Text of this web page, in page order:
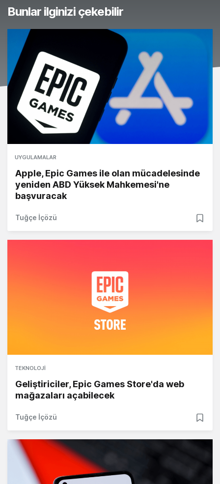
Bunlar ilginizi çekebilir
UYGULAMALAR
Apple, Epic Games ile olan mücadelesinde
yeniden ABD Yüksek Mahkemesi'ne
başvuracak
Tuğçe İçözü
TEKNOLOJI
Geliştiriciler, Epic Games Store'da web
mağazaları açabilecek
Tuğçe İçözü